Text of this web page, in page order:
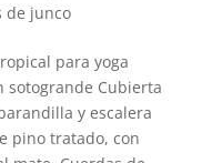
de junco
para yoga
sotogrande Cubierta
y escalera
pino tratado, con